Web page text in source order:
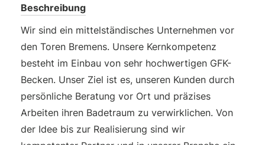
Beschreibung
Wir sind ein mittelständisches Unternehmen vor
den Toren Bremens. Unsere Kernkompetenz
besteht im Einbau von sehr hochwertigen GFK-
Becken. Unser Ziel ist es, unseren Kunden durch
persönliche Beratung vor Ort und präzises
Arbeiten ihren Badetraum zu verwirklichen. Von
der Idee bis zur Realisierung sind wir